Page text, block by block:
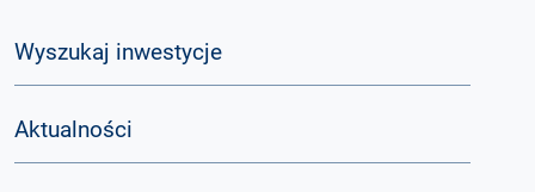
Wyszukaj inwestycje
Aktualności